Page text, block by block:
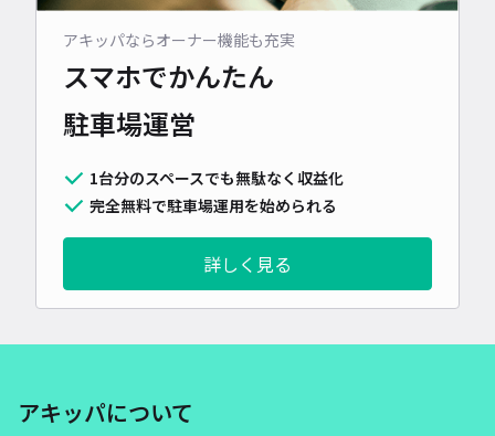
アキッパならオーナー機能も充実
スマホでかんたん
駐車場運営
1台分のスペースでも無駄なく収益化
完全無料で駐車場運用を始められる
詳しく見る
アキッパについて